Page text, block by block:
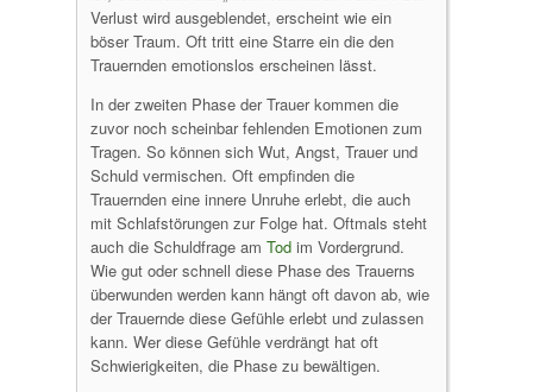
Verlust wird ausgeblendet, erscheint wie ein
böser Traum. Oft tritt eine Starre ein die den
Trauernden emotionslos erscheinen lässt.
In der zweiten Phase der Trauer kommen die
zuvor noch scheinbar fehlenden Emotionen zum
Tragen. So können sich Wut, Angst, Trauer und
Schuld vermischen. Oft empfinden die
Trauernden eine innere Unruhe erlebt, die auch
mit Schlafstörungen zur Folge hat. Oftmals steht
auch die Schuldfrage am Tod im Vordergrund.
Wie gut oder schnell diese Phase des Trauerns
überwunden werden kann hängt oft davon ab, wie
der Trauernde diese Gefühle erlebt und zulassen
kann. Wer diese Gefühle verdrängt hat oft
Schwierigkeiten, die Phase zu bewältigen.